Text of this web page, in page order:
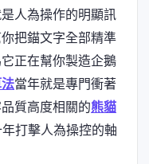
人為操作的明顯訊
把錨文字全部精準
正在幫你製造企鵝
當年就是專門衝著
質高度相關的熊貓
打擊人為操控的軸